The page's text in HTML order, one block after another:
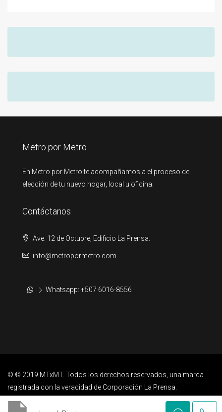
Metro por Metro
En Metro por Metro te acompañamos a el proceso de
elección de tu nuevo hogar, local u oficina.
Contáctanos
Ave. 12 de Octubre, Edificio La Prensa.
info@metropormetro.com
Whatsapp: +507 6016-8556
© © 2019 MTxMT. Todos los derechos reservados, una marca
registrada con la veracidad de Corporación La Prensa.